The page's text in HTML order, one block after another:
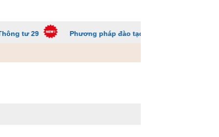
Phương pháp đào tạo các trường ĐH để sinh viên